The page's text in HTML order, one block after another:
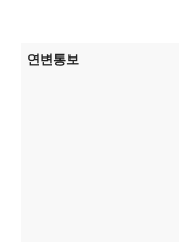
연변통보